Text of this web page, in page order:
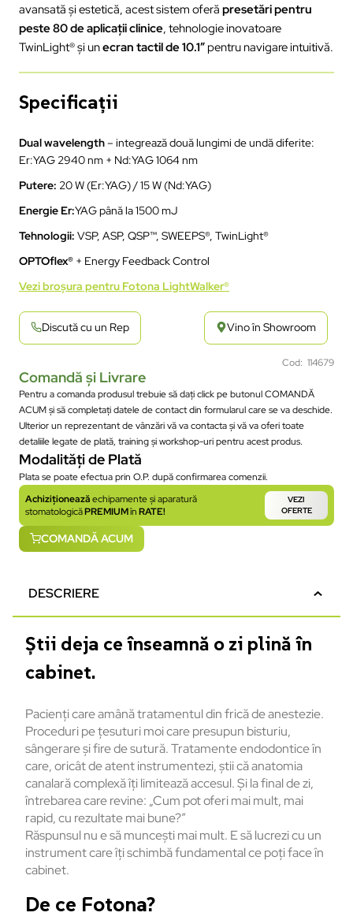
avansată și estetică, acest sistem oferă presetări pentru
peste 80 de aplicații clinice, tehnologie inovatoare
TwinLight® și unecran tactil de 10.1” pentru navigare intuitivă.
Specificații
Dual wavelength– integrează două lungimi de undă diferite:
Er:YAG 2940 nm + Nd:YAG 1064 nm
Putere: 20 W (Er:YAG) / 15 W (Nd:YAG)
Energie Er:YAG până la 1500 mJ
Tehnologii: VSP, ASP, QSP™, SWEEPS®, TwinLight®
OPTOflex® + Energy Feedback Control
Vezi broșura pentru Fotona LightWalker®
Discută cu un Rep Vino în Showroom
Cod: 114679
Comandă și Livrare
Pentru a comanda produsul trebuie să dați click pe butonul COMANDĂ
ACUM și să completați datele de contact din formularul care se va deschide.
Ulterior un reprezentant de vânzări vă va contacta și vă va oferi toate
detaliile legate de plată, training și workshop-uri pentru acest produs.
Modalități de Plată
Plata se poate efectua prin O.P. după confirmarea comenzii.
Achiziționeazăechipamente și aparatură
stomatologicăPREMIUMînRATE!
VEZI
OFERTE
COMANDĂ ACUM
DESCRIERE
Știi deja ce înseamnă o zi plină în
cabinet.
Pacienți care amână tratamentul din frică de anestezie.
Proceduri pe țesuturi moi care presupun bisturiu,
sângerare și fire de sutură. Tratamente endodontice în
care, oricât de atent instrumentezi, știi că anatomia
canalară complexă îți limitează accesul. Și la final de zi,
întrebarea care revine: „Cum pot oferi mai mult, mai
rapid, cu rezultate mai bune?”
Răspunsul nu e să muncești mai mult. E să lucrezi cu un
instrument care îți schimbă fundamental ce poți face în
cabinet.
De ce Fotona?